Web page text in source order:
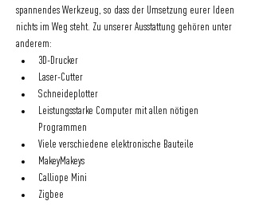
spannendes Werkzeug, so dass der Umsetzung eurer Ideen
nichts im Weg steht. Zu unserer Ausstattung gehören unter
anderem:
3D-Drucker
Laser-Cutter
Schneideplotter
Leistungsstarke Computer mit allen nötigen
Programmen
Viele verschiedene elektronische Bauteile
MakeyMakeys
Calliope Mini
Zigbee